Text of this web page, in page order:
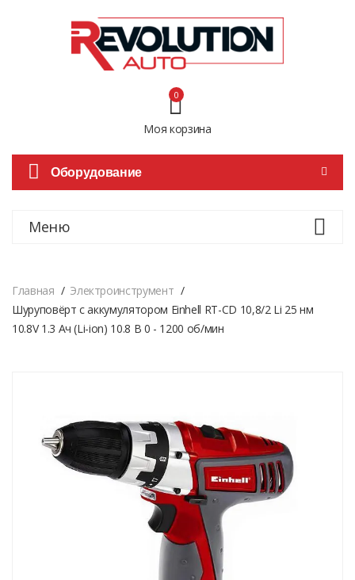
Моя корзина
0
Оборудование
Меню
Главная
Электроинструмент
Шуруповёрт с аккумулятором Einhell RT-CD 10,8/2 Li 25 нм
10.8V 1.3 Ач (Li-ion) 10.8 В 0 - 1200 об/мин